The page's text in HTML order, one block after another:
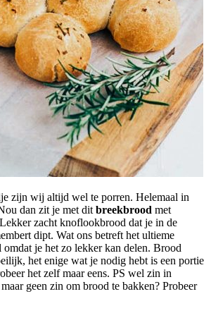
zijn wij altijd wel te porren. Helemaal in
dan zit je met dit breekbrood met
zacht knoflookbrood dat je in de
dipt. Wat ons betreft het ultieme
je het zo lekker kan delen. Brood
het enige wat je nodig hebt is een portie
het zelf maar eens. PS wel zin in
geen zin om brood te bakken? Probeer